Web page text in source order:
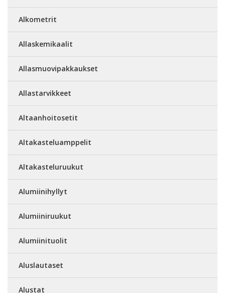
Alkometrit
Allaskemikaalit
Allasmuovipakkaukset
Allastarvikkeet
Altaanhoitosetit
Altakasteluamppelit
Altakasteluruukut
Alumiinihyllyt
Alumiiniruukut
Alumiinituolit
Aluslautaset
Alustat